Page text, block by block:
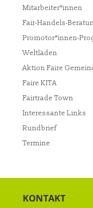
Mitarbeiter*innen
Fair-Handels-
Promotor*innen-
Weltläden
Aktion Faire
Faire KITA
Fairtrade Town
Interessante Links
Rundbrief
Termine
KONTAKT